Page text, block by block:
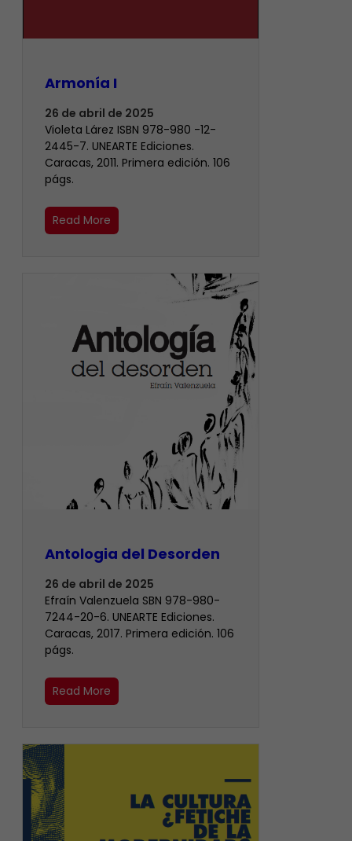
Armonía I
26 de abril de 2025
Violeta Lárez ISBN 978-980 -12-
2445-7. UNEARTE Ediciones.
Caracas, 2011. Primera edición. 106
págs.
Read More
Antologia del Desorden
26 de abril de 2025
Efraín Valenzuela SBN 978-980-
7244-20-6. UNEARTE Ediciones.
Caracas, 2017. Primera edición. 106
págs.
Read More